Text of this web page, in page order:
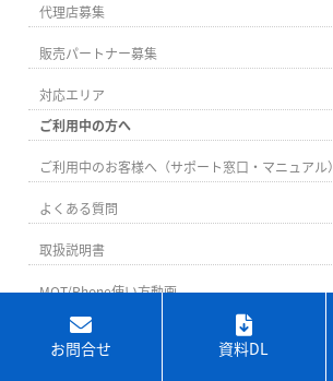
代理店募集
販売パートナー募集
対応エリア
ご利用中の方へ
ご利用中のお客様へ（サポート窓口・マニュアル）
よくある質問
取扱説明書
MOT/Phone使い方動画
お問合せ 資料DL